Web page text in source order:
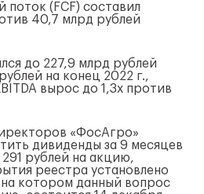
(FCF) составил
40,7 млрд рублей
до 227,9 млрд рублей
на конец 2022 г.,
вырос до 1,3x против
«ФосАгро»
дивиденды за 9 месяцев
рублей на акцию,
реестра установлено
котором данный вопрос